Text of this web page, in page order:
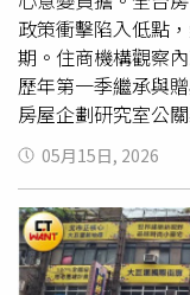
會跟去年差不多；
正。華固去年業績
和「華固中央置地
元，較前一年度成
10.15元。洪嘉昇
已完成「華固上文
將進入交屋；大直
售。對於今年3月華
路200巷的土地，
工入帳，手上現金
政策衝擊陷入低點
期。住商機構觀察
歷年第一季繼承與
房屋企劃研究室公
波動，但無償取得
高齡化衝擊及稅制
優惠助長繼承根據
17,879棟，贈與則
主要與戰後嬰兒潮
額，配偶或直系親
05月15日, 2026